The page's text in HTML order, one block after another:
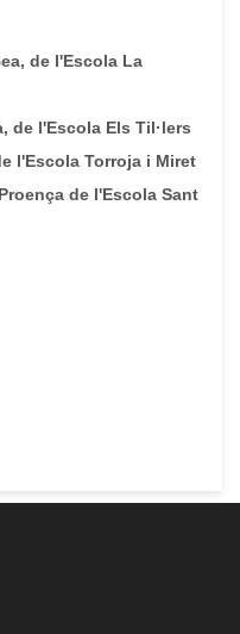
de l'Escola La
de l'Escola Els Til·lers
l'Escola Torroja i Miret
de l'Escola Sant